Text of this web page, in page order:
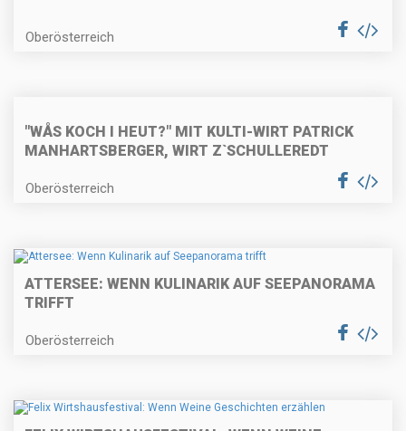
Oberösterreich
"WÅS KOCH I HEUT?" MIT KULTI-WIRT PATRICK
MANHARTSBERGER, WIRT Z`SCHULLEREDT
Oberösterreich
ATTERSEE: WENN KULINARIK AUF SEEPANORAMA
TRIFFT
Oberösterreich